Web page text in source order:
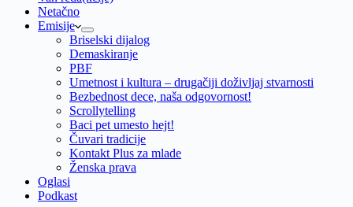
Netačno
Emisije
Briselski dijalog
Demaskiranje
PBF
Umetnost i kultura – drugačiji doživljaj stvarnosti
Bezbednost dece, naša odgovornost!
Scrollytelling
Baci pet umesto hejt!
Čuvari tradicije
Kontakt Plus za mlade
Ženska prava
Oglasi
Podkast